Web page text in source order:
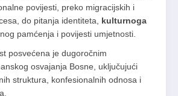
povijesti, preko migracijskih i
do pitanja identiteta, kulturnoga
pamćenja i povijesti umjetnosti.
posvećena je dugoročnim
osvajanja Bosne, uključujući
struktura, konfesionalnih odnosa i